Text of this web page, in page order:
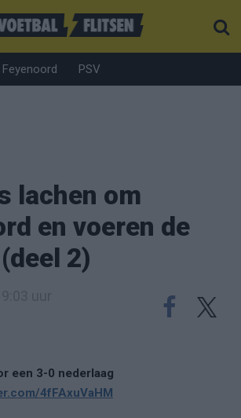
Feyenoord PSV
lachen om
en voeren de
2)
een 3-0 nederlaag
4fFAxuVaHM